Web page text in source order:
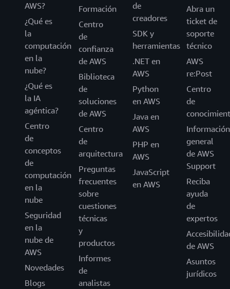
AWS?
¿Qué es
la
computación
en la
nube?
¿Qué es
la IA
agéntica?
Centro
de
conceptos
de
computación
en la
nube
Seguridad
en la
nube de
AWS
Novedades
Blogs
Formación
Centro
de
confianza
de AWS
Biblioteca
de
soluciones
de AWS
Centro
de
arquitectura
Preguntas
frecuentes
sobre
cuestiones
técnicas
y
productos
Informes
de
analistas
de
creadores
SDK y
herramientas
.NET en
AWS
Python
en AWS
Java en
AWS
PHP en
AWS
JavaScript
en AWS
Abra un
ticket de
soporte
técnico
AWS
re:Post
Centro
de
Información
general
de AWS
Support
Reciba
ayuda
de
expertos
de AWS
Asuntos
jurídicos